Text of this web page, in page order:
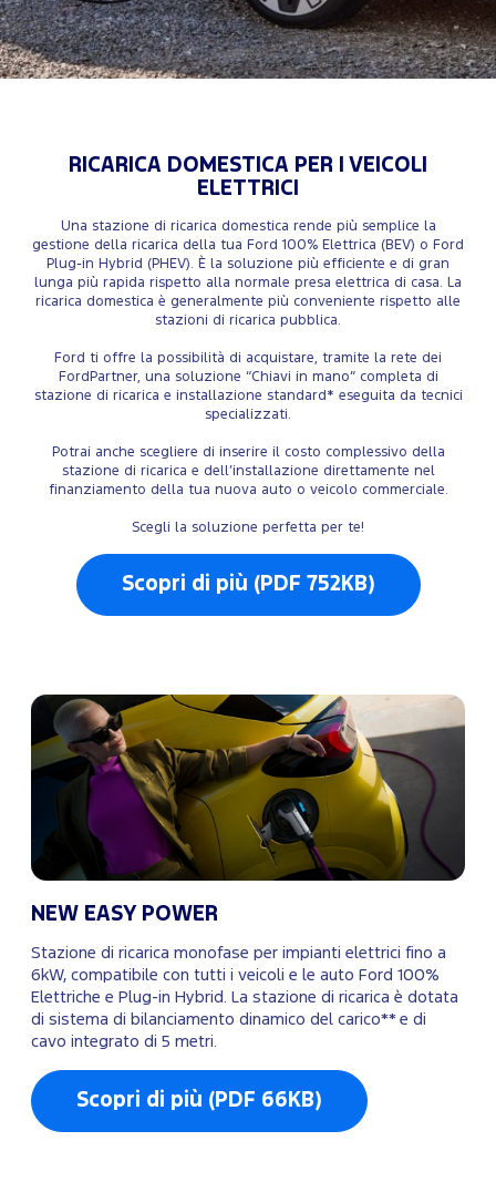
RICARICA DOMESTICA PER I VEICOLI
ELETTRICI
Una stazione di ricarica domestica rende più semplice la
gestione della ricarica della tua Ford 100% Elettrica (BEV) o Ford
Plug-in Hybrid (PHEV). È la soluzione più efficiente e di gran
lunga più rapida rispetto alla normale presa elettrica di casa. La
ricarica domestica è generalmente più conveniente rispetto alle
stazioni di ricarica pubblica.
Ford ti offre la possibilità di acquistare, tramite la rete dei
FordPartner, una soluzione “Chiavi in mano” completa di
stazione di ricarica e installazione standard* eseguita da tecnici
specializzati.
Potrai anche scegliere di inserire il costo complessivo della
stazione di ricarica e dell’installazione direttamente nel
finanziamento della tua nuova auto o veicolo commerciale.
Scegli la soluzione perfetta per te!
Scopri di più (PDF 752KB)
NEW EASY POWER
Stazione di ricarica monofase per impianti elettrici fino a
6kW, compatibile con tutti i veicoli e le auto Ford 100%
Elettriche e Plug-in Hybrid. La stazione di ricarica è dotata
di sistema di bilanciamento dinamico del carico** e di
cavo integrato di 5 metri.
Scopri di più (PDF 66KB)